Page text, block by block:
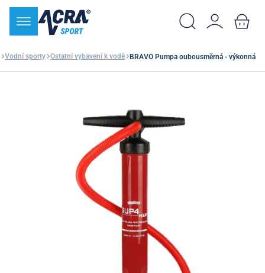
Vodní sporty Ostatní vybavení k vodě BRAVO Pumpa oubousměrná - výkonná